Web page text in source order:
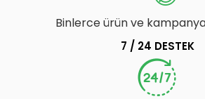
Binlerce ürün ve
7 / 24 DESTEK